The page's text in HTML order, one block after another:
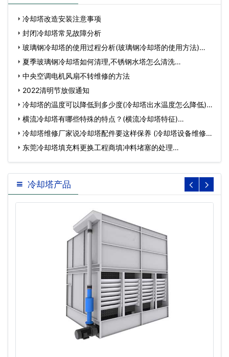
冷却塔改造安装注意事项
封闭冷却塔常见故障分析
玻璃钢冷却塔的使用过程分析(玻璃钢冷却塔的使用方法)…
夏季玻璃钢冷却塔如何清理,不锈钢水塔怎么清洗…
中央空调电机风扇不转维修的方法
2022清明节放假通知
冷却塔的温度可以降低到多少度(冷却塔出水温度怎么降低)…
横流冷却塔有哪些特殊的特点？(横流冷却塔特征)…
冷却塔维修厂家说冷却塔配件要这样保养 (冷却塔设备维修
价…东莞冷却塔填充料更换工程商填冲料堵塞的处理…
冷却塔产品